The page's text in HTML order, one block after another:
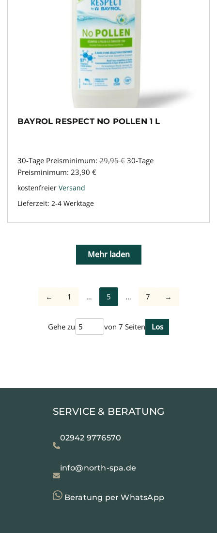
BAYROL RESPECT NO POLLEN 1 L
30-Tage Preisminimum: 29,95€ 30-Tage
Preisminimum: 23,90 €
kostenfreier Versand
Lieferzeit: 2-4 Werktage
Mehr laden
← 1 … 5 … 7 →
Gehe zu von 7 Seiten Los
SERVICE & BERATUNG
02942 9776570
info@north-spa.de
Beratung per WhatsApp